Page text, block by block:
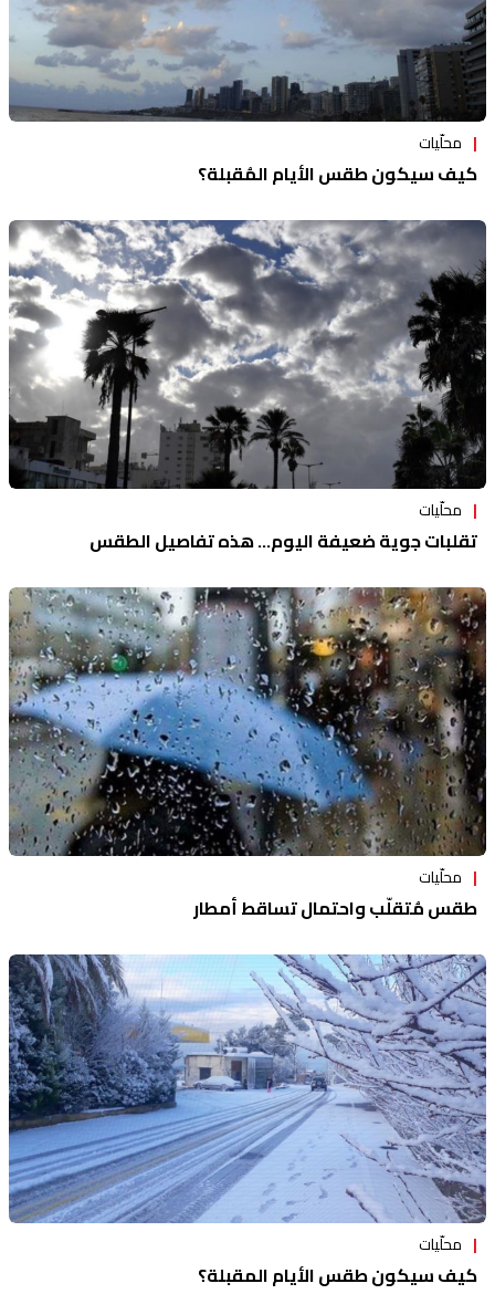
محلّيات
كيف سيكون طقس الأيام المُقبلة؟
محلّيات
تقلبات جوية ضعيفة اليوم... هذه تفاصيل الطقس
محلّيات
طقس مُتقلّب واحتمال تساقط أمطار
محلّيات
كيف سيكون طقس الأيام المقبلة؟